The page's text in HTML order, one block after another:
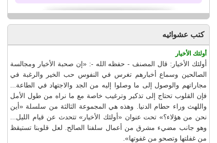
كتب عشوائيه
أولئك الأخيار
أولئك الأخيار: قال المصنف - حفظه الله -: «إن صحبة الأخيار ومجالسة
الصالحين وسماع أخبارهم تغرس في النفوس حب الخير والرغبة في
مجاراتهم والوصول إلى ما وصلوا إليه من الجد والاجتهاد في الطاعة...
فإن القلوب تحتاج إلى تذكير وترغيب خاصة مع ما نراه من طول الأمل
واللهث وراء حطام الدنيا. وهذه هي المجموعة الثالثة من سلسلة «أين
نحن من هؤلاء؟» تحت عنوان «أولئك الأخيار» تتحدث عن قيام الليل...
وهو جانب مضيء مشرق من أعمال سلفنا الصالح. لعل قلوبنا تستيقظ
من غفلتها وتصحو من غفوتها».